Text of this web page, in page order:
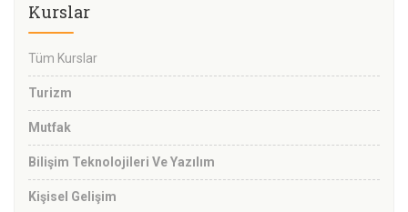
Kurslar
Tüm Kurslar
Turizm
Mutfak
Bilişim Teknolojileri Ve Yazılım
Kişisel Gelişim